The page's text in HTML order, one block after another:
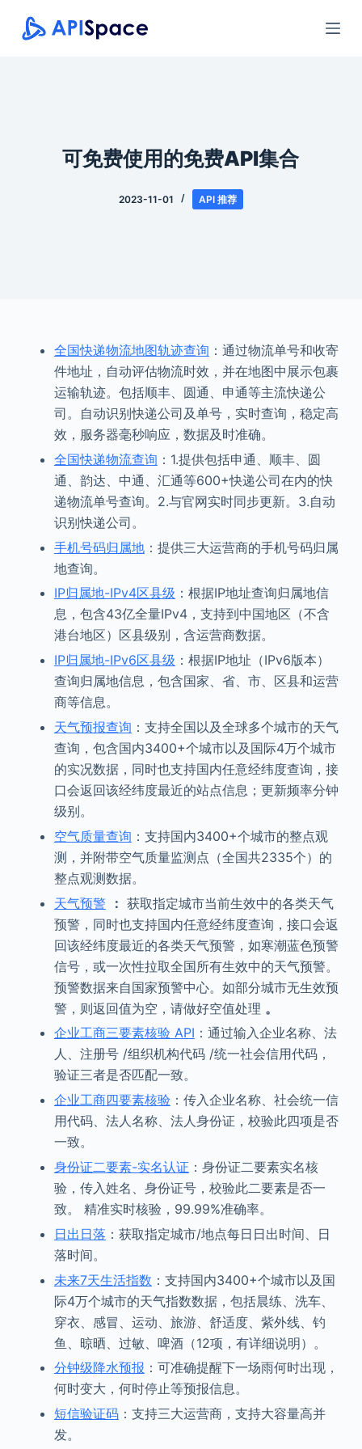
跳
过
可免费使用的免费API集合
2023-11-01 API 推荐
全国快递物流地图轨迹查询 ：通过物流单号和收寄
件地址，自动评估物流时效，并在地图中展示包裹
运输轨迹。包括顺丰、圆通、申通等主流快递公
司。自动识别快递公司及单号，实时查询，稳定高
效，服务器毫秒响应，数据及时准确。
全国快递物流查询 ：1.提供包括申通、顺丰、圆
通、韵达、中通、汇通等600+快递公司在内的快
递物流单号查询。2.与官网实时同步更新。3.自动
识别快递公司。
手机号码归属地：提供三大运营商的手机号码归属
地查询。
IP归属地-IPv4区县级 ：根据IP地址查询归属地信
息，包含43亿全量IPv4，支持到中国地区（不含
港台地区）区县级别，含运营商数据。
IP归属地-IPv6区县级 ：根据IP地址（IPv6版本）
查询归属地信息，包含国家、省、市、区县和运营
商等信息。
天气预报查询 ：支持全国以及全球多个城市的天气
查询，包含国内3400+个城市以及国际4万个城市
的实况数据，同时也支持国内任意经纬度查询，接
口会返回该经纬度最近的站点信息；更新频率分钟
级别。
空气质量查询 ：支持国内3400+个城市的整点观
测，并附带空气质量监测点（全国共2335个）的
整点观测数据。
天气预警
： 获取指定城市当前生效中的各类天气
预警，同时也支持国内任意经纬度查询，接口会返
回该经纬度最近的各类天气预警，如寒潮蓝色预警
信号，或一次性拉取全国所有生效中的天气预警。
预警数据来自国家预警中心。如部分城市无生效预
警，则返回值为空，请做好空值处理 。
企业工商三要素核验 API ：通过输入企业名称、法
人、注册号 /组织机构代码 /统一社会信用代码，
验证三者是否匹配一致。
企业工商四要素核验：传入企业名称、社会统一信
用代码、法人名称、法人身份证，校验此四项是否
一致。
身份证二要素-实名认证 ：身份证二要素实名核
验，传入姓名、身份证号，校验此二要素是否一
致。 精准实时核验，99.99%准确率。
日出日落 ：获取指定城市/地点每日日出时间、日
落时间。
未来7天生活指数 ：支持国内3400+个城市以及国
际4万个城市的天气指数数据，包括晨练、洗车、
穿衣、感冒、运动、旅游、舒适度、紫外线、钓
鱼、晾晒、过敏、啤酒（12项，有详细说明）。
分钟级降水预报 ：可准确提醒下一场雨何时出现，
何时变大，何时停止等预报信息。
短信验证码：支持三大运营商，支持大容量高并
发。